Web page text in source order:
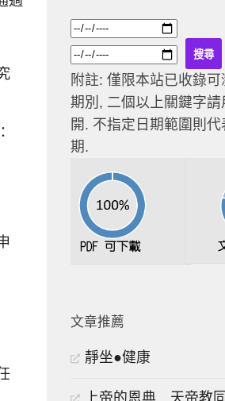
附註: 僅限本站已收錄
期別, 二個以上關鍵字請
開. 不指定日期範圍則代
期.
文章推薦
靜坐●健康